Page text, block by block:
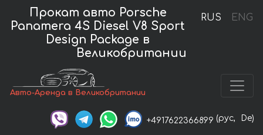
RUS ENG
Прокат авто Porsche
Panamera 4S Diesel V8 Sport
Design Package в
Великобритании
Авто-Аренда в Великобритании
+4917622366899 (рус, De)